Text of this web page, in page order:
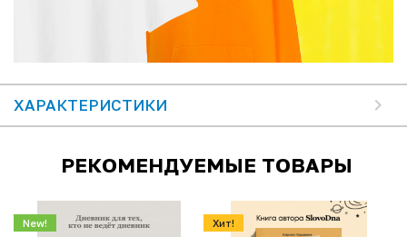
ХАРАКТЕРИСТИКИ
РЕКОМЕНДУЕМЫЕ ТОВАРЫ
New! Хит!